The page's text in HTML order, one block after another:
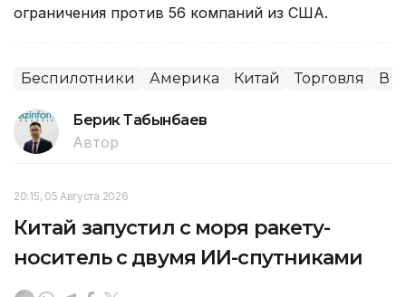
ограничения против 56 компаний из США.
Беспилотники Америка Китай Торговля В
Берик Табынбаев
Автор
20:15, 05 Августа 2026
Китай запустил с моря ракету-
носитель с двумя ИИ-спутниками